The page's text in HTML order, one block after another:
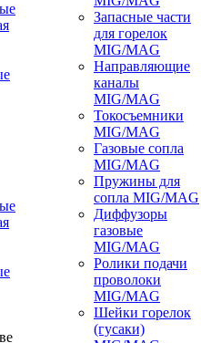
Запасные части
для горелок
MIG/MAG
Направляющие
каналы
MIG/MAG
Токосъемники
MIG/MAG
Газовые сопла
MIG/MAG
Пружины для
сопла MIG/MAG
Диффузоры
газовые
MIG/MAG
Ролики подачи
проволоки
MIG/MAG
Шейки горелок
(гусаки)